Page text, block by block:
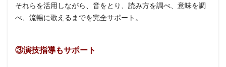
それらを活用しながら、音をとり、読み方を調べ、意味を調
べ、流暢に歌えるまでを完全サポート。
③演技指導もサポート